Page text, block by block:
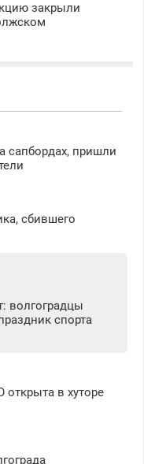
закрыли
сапбордах, пришли
сбившего
волгоградцы
спорта
открыта в хуторе